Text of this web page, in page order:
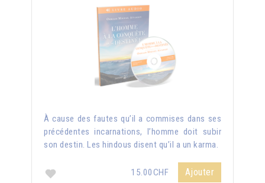
À cause des fautes qu’il a commises dans ses
précédentes incarnations, l’homme doit subir
son destin. Les hindous disent qu’il a un karma.
15.00CHF Ajouter